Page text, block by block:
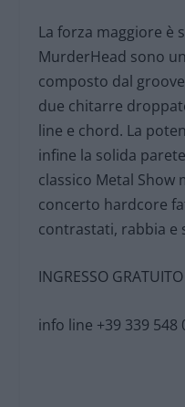
La forza maggiore è
MurderHead sono
composto dal
due chitarre
line e chord. La
infine la solida
classico Metal Show
concerto hardcore
contrastati, rabbia e
INGRESSO
info line +39 339 548